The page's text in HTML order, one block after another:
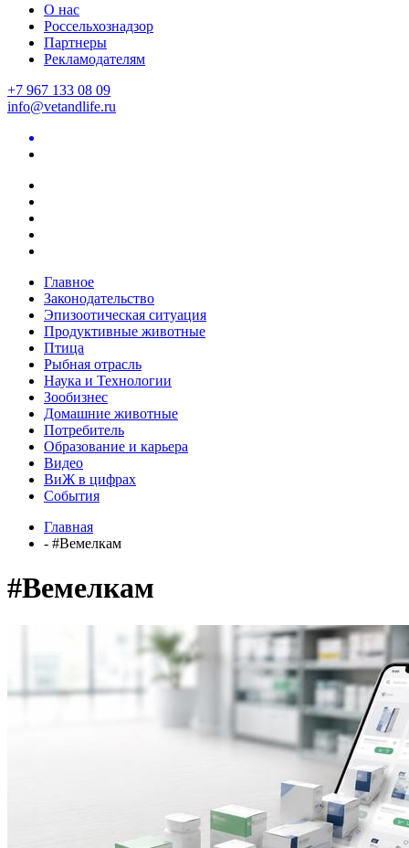
О нас
Россельхознадзор
Партнеры
Рекламодателям
+7 967 133 08 09
info@vetandlife.ru
Главное
Законодательство
Эпизоотическая ситуация
Продуктивные животные
Птица
Рыбная отрасль
Наука и Технологии
Зообизнес
Домашние животные
Потребитель
Образование и карьера
Видео
ВиЖ в цифрах
События
Главная
- #Вемелкам
#Вемелкам